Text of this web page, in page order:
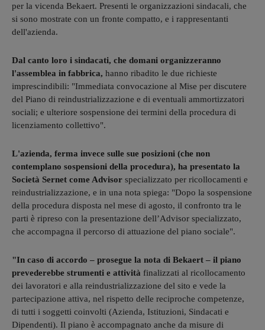
per la vicenda Bekaert. Presenti le organizzazioni sindacali, che
si sono mostrate con un fronte compatto, e i rappresentanti
dell'azienda.
Dal canto loro i sindacati, che domani organizzeranno
l'assemblea in fabbrica, hanno ribadito le due richieste
imprescindibili: "Immediata convocazione al Mise per discutere
del Piano di reindustrializzazione e di eventuali ammortizzatori
sociali; e ulteriore sospensione dei termini della procedura di
licenziamento collettivo".
L'azienda, ferma invece sulle sue posizioni (che non
contemplano sospensioni della procedura), ha presentato la
Società Sernet come Advisor specializzato per ricollocamenti e
reindustrializzazione, e in una nota spiega: "Dopo la sospensione
della procedura disposta nel mese di agosto, il confronto tra le
parti è ripreso con la presentazione dell’Advisor specializzato,
che accompagna il percorso di attuazione del piano sociale".
"In caso di accordo – prosegue la nota di Bekaert – il piano
prevederebbe strumenti e attività finalizzati al ricollocamento
dei lavoratori e alla reindustrializzazione del sito e vede la
partecipazione attiva, nel rispetto delle reciproche competenze,
di tutti i soggetti coinvolti (Azienda, Istituzioni, Sindacati e
Dipendenti). Il piano è accompagnato anche da misure di